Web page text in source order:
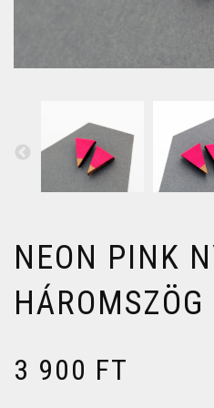
NEON PINK
3 900 FT